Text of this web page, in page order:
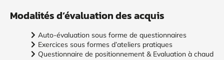
Modalités d’évaluation des acquis
Auto-évaluation sous forme de questionnaires
Exercices sous formes d’ateliers pratiques
Questionnaire de positionnement & Evaluation à chaud